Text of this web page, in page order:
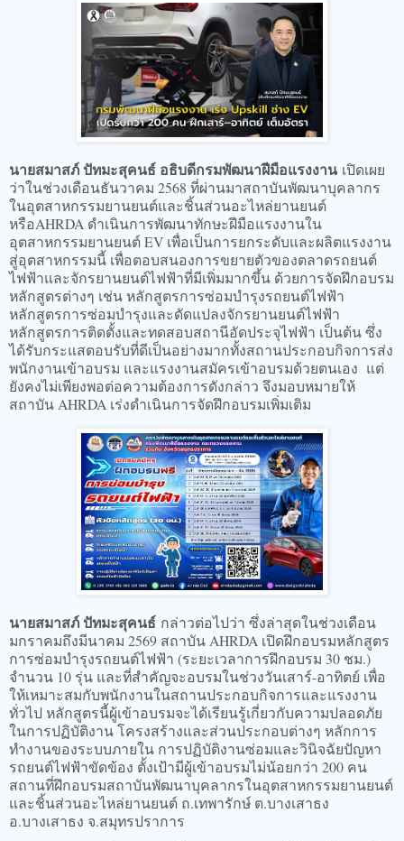
นายสมาสภ์ ปัทมะสุคนธ์ อธิบดีกรมพัฒนาฝีมือแรงงาน เปิดเผย
ว่าในช่วงเดือนธันวาคม 2568 ที่ผ่านมาสถาบันพัฒนาบุคลากร
ในอุตสาหกรรมยานยนต์และชิ้นส่วนอะไหล่ยานยนต์
หรือAHRDA ดำเนินการพัฒนาทักษะฝีมือแรงงานใน
อุตสาหกรรมยานยนต์ EV เพื่อเป็นการยกระดับและผลิตแรงงาน
สู่อุตสาหกรรมนี้ เพื่อตอบสนองการขยายตัวของตลาดรถยนต์
ไฟฟ้าและจักรยานยนต์ไฟฟ้าที่มีเพิ่มมากขึ้น ด้วยการจัดฝึกอบรม
หลักสูตรต่างๆ เช่น หลักสูตรการซ่อมบำรุงรถยนต์ไฟฟ้า
หลักสูตรการซ่อมบำรุงและดัดแปลงจักรยานยนต์ไฟฟ้า
หลักสูตรการติดตั้งและทดสอบสถานีอัดประจุไฟฟ้า เป็นต้น ซึ่ง
ได้รับกระแสตอบรับที่ดีเป็นอย่างมากทั้งสถานประกอบกิจการส่ง
พนักงานเข้าอบรม และแรงงานสมัครเข้าอบรมด้วยตนเอง แต่
ยังคงไม่เพียงพอต่อความต้องการดังกล่าว จึงมอบหมายให้
สถาบัน AHRDA เร่งดำเนินการจัดฝึกอบรมเพิ่มเติม
นายสมาสภ์ ปัทมะสุคนธ์ กล่าวต่อไปว่า ซึ่งล่าสุดในช่วงเดือน
มกราคมถึงมีนาคม 2569 สถาบัน AHRDA เปิดฝึกอบรมหลักสูตร
การซ่อมบำรุงรถยนต์ไฟฟ้า (ระยะเวลาการฝึกอบรม 30 ชม.)
จำนวน 10 รุ่น และที่สำคัญจะอบรมในช่วงวันเสาร์-อาทิตย์ เพื่อ
ให้เหมาะสมกับพนักงานในสถานประกอบกิจการและแรงงาน
ทั่วไป หลักสูตรนี้ผู้เข้าอบรมจะได้เรียนรู้เกี่ยวกับความปลอดภัย
ในการปฏิบัติงาน โครงสร้างและส่วนประกอบต่างๆ หลักการ
ทำงานของระบบภายใน การปฏิบัติงานซ่อมและวินิจฉัยปัญหา
รถยนต์ไฟฟ้าขัดข้อง ตั้งเป้ามีผู้เข้าอบรมไม่น้อยกว่า 200 คน
สถานที่ฝึกอบรมสถาบันพัฒนาบุคลากรในอุตสาหกรรมยานยนต์
และชิ้นส่วนอะไหล่ยานยนต์ ถ.เทพารักษ์ ต.บางเสาธง
อ.บางเสาธง จ.สมุทรปราการ